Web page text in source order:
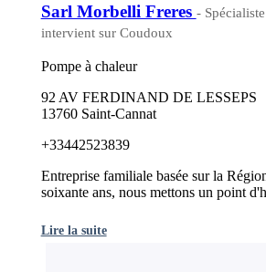
Sarl Morbelli Freres -
intervient sur Coudoux
Pompe à chaleur
92 AV FERDINAND DE LESSEPS
13760 Saint-Cannat
+33442523839
Entreprise familiale basée sur la
soixante ans, nous mettons un point
Lire la suite